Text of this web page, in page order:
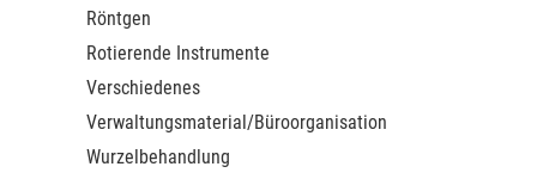
Röntgen
Rotierende Instrumente
Verschiedenes
Verwaltungsmaterial/Büroorganisation
Wurzelbehandlung